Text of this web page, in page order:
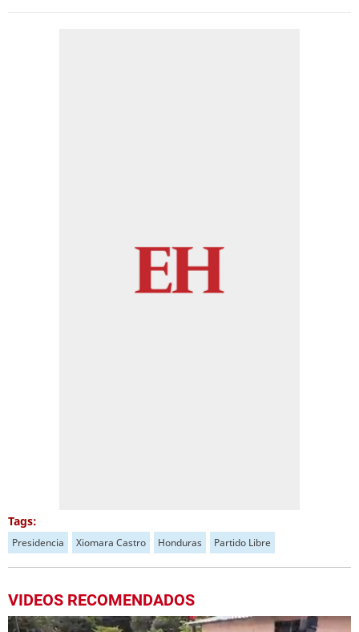
Tags:
Presidencia Xiomara Castro Honduras Partido Libre
VIDEOS RECOMENDADOS